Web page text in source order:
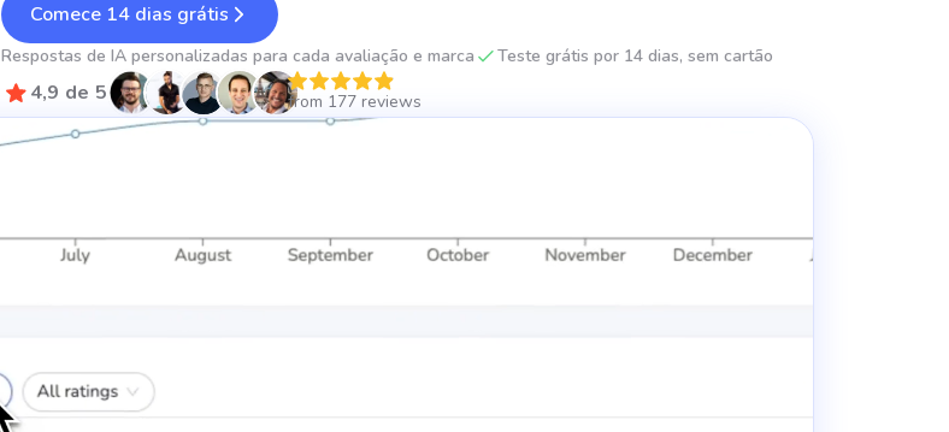
Comece 14 dias grátis
Respostas de IA personalizadas para cada avaliação e marca Teste grátis por 14 dias, sem cartão
4,9 de 5